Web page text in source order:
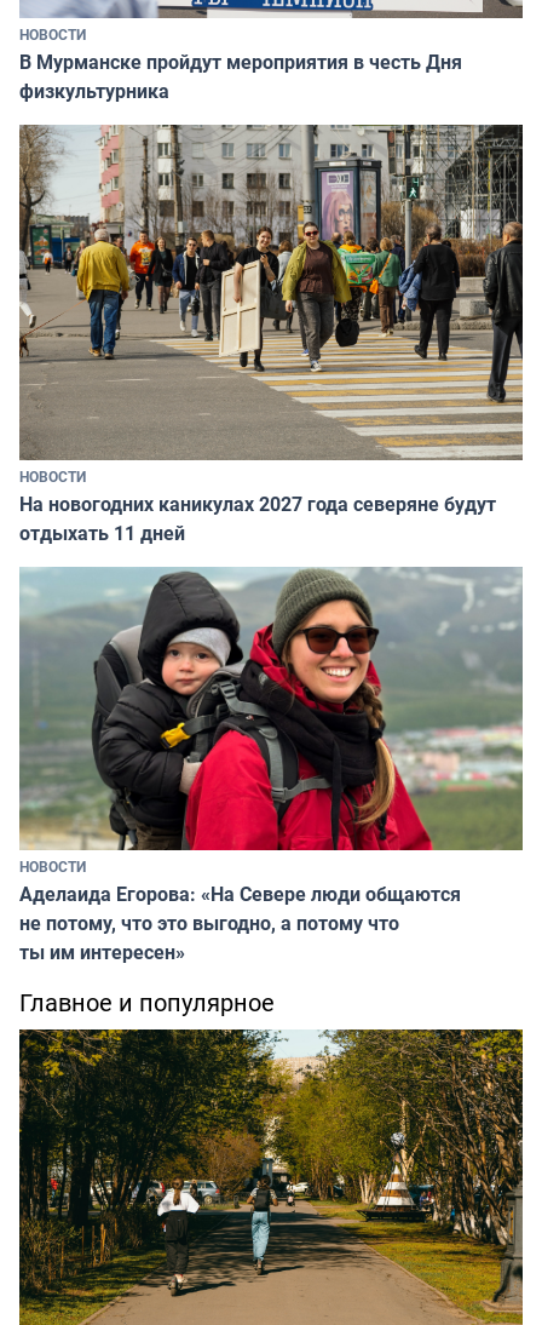
НОВОСТИ
В Мурманске пройдут мероприятия в честь Дня
физкультурника
НОВОСТИ
На новогодних каникулах 2027 года северяне будут
отдыхать 11 дней
НОВОСТИ
Аделаида Егорова: «На Севере люди общаются
не потому, что это выгодно, а потому что
ты им интересен»
Главное и популярное